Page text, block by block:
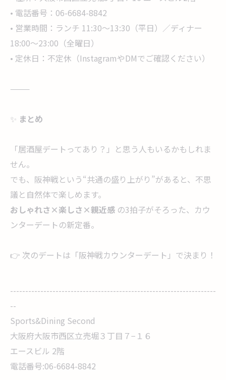
• 電話番号：06-6684-8842
• 営業時間：ランチ 11:30〜13:30（平日）／ディナー
18:00〜23:00（全曜日）
• 定休日：不定休（InstagramやDMでご確認ください）
⸻
✨ まとめ
「居酒屋デートってあり？」と思う人もいるかもしれま
せん。
でも、阪神戦という“共通の盛り上がり”があると、不思
議と自然体で楽しめます。
おしゃれさ×楽しさ×親近感 の3拍子がそろった、カウ
ンターデートの新定番。
👉 次のデートは「阪神戦カウンターデート」で決まり！
--------------------------------------------------------------------
--
Sports&Dining Second
大阪府大阪市西区立売堀３丁目７−１６
エースビル 2階
電話番号:06-6684-8842